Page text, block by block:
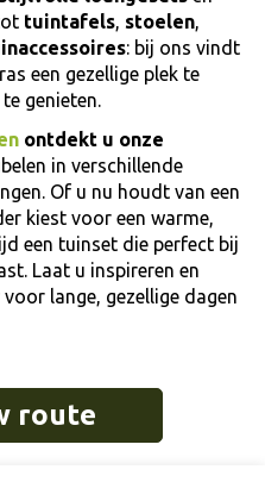
tuintafels, stoelen,
: bij ons vindt
een gezellige plek te
genieten.
ontdekt u onze
in verschillende
Of u nu houdt van een
kiest voor een warme,
een tuinset die perfect bij
Laat u inspireren en
lange, gezellige dagen
route